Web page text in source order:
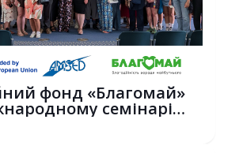
фонд «Благомай»
семінарі
С...